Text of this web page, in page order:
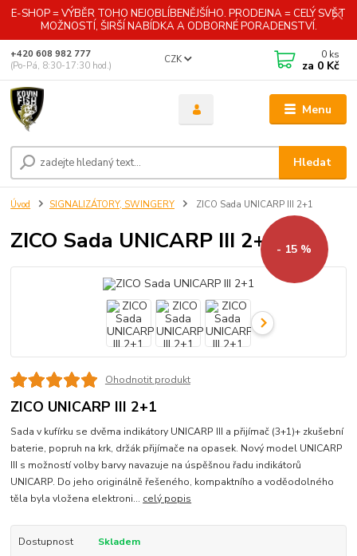
E-SHOP = VÝBĚR TOHO NEJOBLÍBENĚJŠÍHO. PRODEJNA = CELÝ SVĚT
MOŽNOSTÍ, ŠIRŠÍ NABÍDKA A ODBORNÉ PORADENSTVÍ.
Menu
CZK
Hledat
+420 608 982 777
(Po-Pá, 8:30-17:30 hod.)
0 ks
za 0 Kč
Úvod SIGNALIZÁTORY, SWINGERY ZICO Sada UNICARP III 2+1
ZICO Sada UNICARP III 2+1 - 15 %
Ohodnotit produkt
ZICO UNICARP III 2+1
Sada v kufírku se dvěma indikátory UNICARP III a přijímač (3+1)+ zkušební
baterie, popruh na krk, držák přijímače na opasek. Nový model UNICARP
III s možností volby barvy navazuje na úspěšnou řadu indikátorů
UNICARP. Do jeho originálně řešeného, kompaktního a voděodolného
těla byla vložena elektroni... celý popis
Dostupnost
Skladem